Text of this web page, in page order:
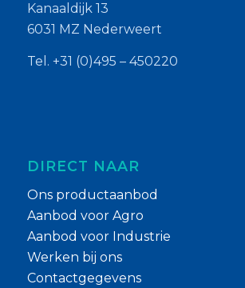
Kanaaldijk 13
6031 MZ Nederweert
Tel. +31 (0)495 – 450220
DIRECT NAAR
Ons productaanbod
Aanbod voor Agro
Aanbod voor Industrie
Werken bij ons
Contactgegevens